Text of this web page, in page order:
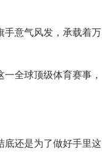
手意气风发，承载着万
全球顶级体育赛事，
底还是为了做好手里这